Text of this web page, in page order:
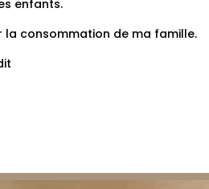
enfants.
la consommation de ma famille.